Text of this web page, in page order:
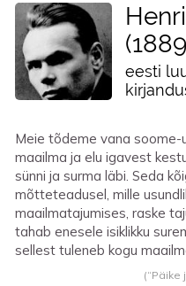
1889
eesti
Meie tõdeme vana soome-
maailma ja elu igavest
sünni ja surma läbi. Seda
mõtteteadusel, mille
maailmatajumises, raske
tahab enesele isiklikku
sellest tuleneb kogu
(“Päike